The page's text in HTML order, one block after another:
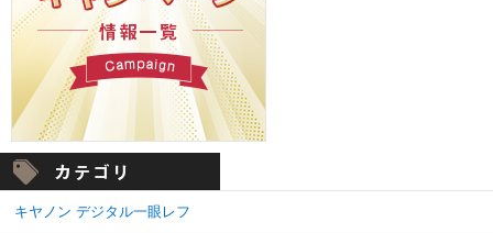
キヤノン デジタル一眼レフ